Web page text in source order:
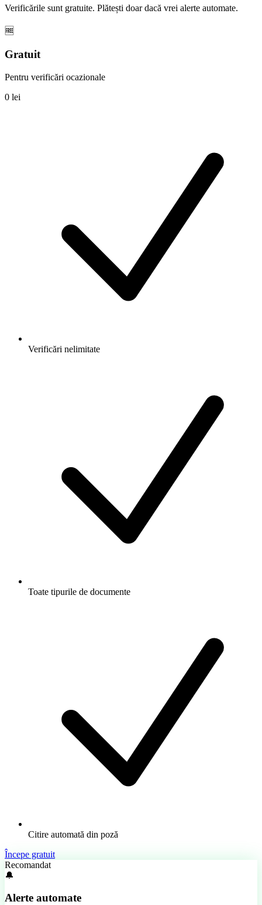
Verificările sunt gratuite. Plătești doar dacă vrei alerte automate.
🆓
Gratuit
Pentru verificări ocazionale
0 lei
Verificări nelimitate
Toate tipurile de documente
Citire automată din poză
Începe gratuit
Recomandat
🔔
Alerte automate